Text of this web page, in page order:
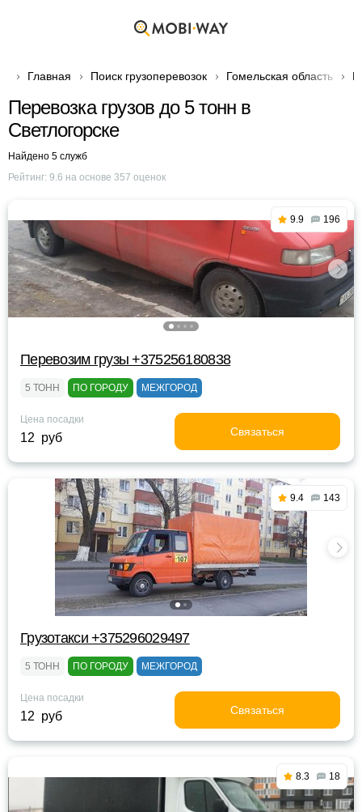
Главная Поиск грузоперевозок Гомельская область
Перевозка грузов до 5 тонн в
Светлогорске
Найдено 5 служб
Рейтинг: 9.6 на основе 357 оценок
9.9 196
Перевозим грузы +375256180838
5 ТОНН ПО ГОРОДУ МЕЖГОРОД
Цена посадки
12 руб Связаться
9.4 143
Грузотакси +375296029497
5 ТОНН ПО ГОРОДУ МЕЖГОРОД
Цена посадки
12 руб Связаться
8.3 18